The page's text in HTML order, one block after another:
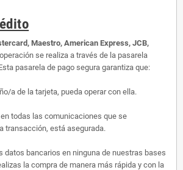
Maestro, American Express, JCB,
se realiza a través de la pasarela
pasarela de pago segura garantiza que:
a de la tarjeta, pueda operar con ella.
todas las comunicaciones que se
transacción, está asegurada.
datos bancarios en ninguna de nuestras bases
la compra de manera más rápida y con la